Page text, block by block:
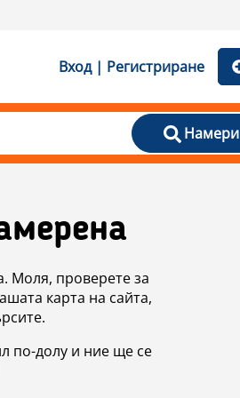
Вход | Регистриране
Намери
Моля, проверете за
карта на сайта,
по-долу и ние ще се